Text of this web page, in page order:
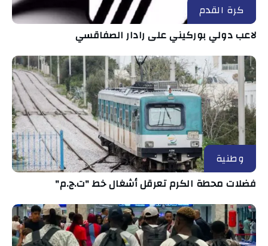
كرة القدم
لاعب دولي بوركيني على رادار الصفاقسي
وطنية
فضلات محطة الكرم تعرقل أشغال خط "ت.ج.م"